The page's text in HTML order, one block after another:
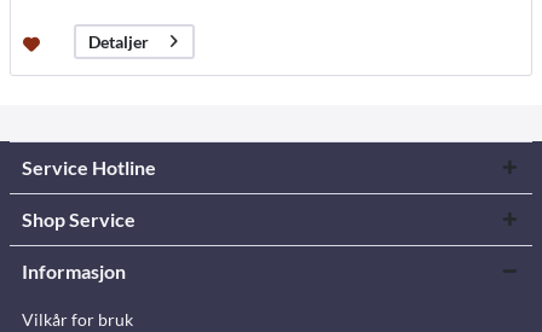
Detaljer
Service Hotline
Shop Service
Informasjon
Vilkår for bruk